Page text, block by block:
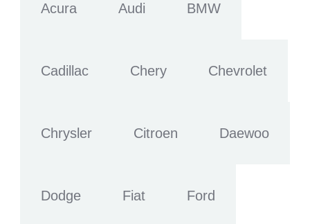
Acura Audi BMW
Cadillac Chery Chevrolet
Chrysler Citroen Daewoo
Dodge Fiat Ford